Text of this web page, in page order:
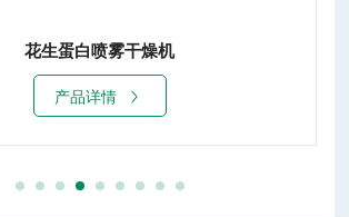
花生蛋白喷雾干燥机
产品详情